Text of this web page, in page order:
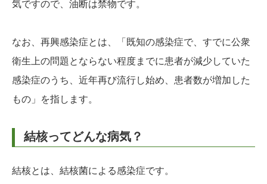
気ですので、油断は禁物です。
なお、再興感染症とは、「既知の感染症で、すでに公衆
衛生上の問題とならない程度までに患者が減少していた
感染症のうち、近年再び流行し始め、患者数が増加した
もの」を指します。
結核ってどんな病気？
結核とは、結核菌による感染症です。